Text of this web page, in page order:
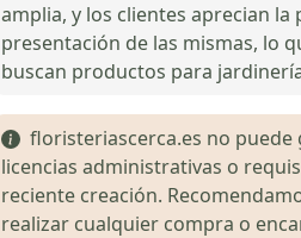
amplia, y los clientes aprecian
presentación de las mismas, lo
buscan productos para
floristeriascerca.es no
licencias administrativas o
reciente creación.
realizar cualquier compra o